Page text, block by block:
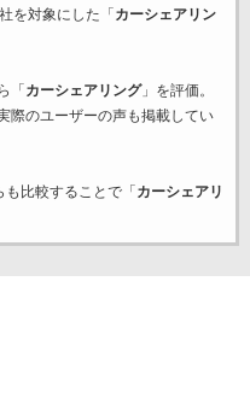
を対象にした「 カーシェアリン
「 カーシェアリング」を評価。
際のユーザーの声も掲載してい
比較することで「 カーシェアリ